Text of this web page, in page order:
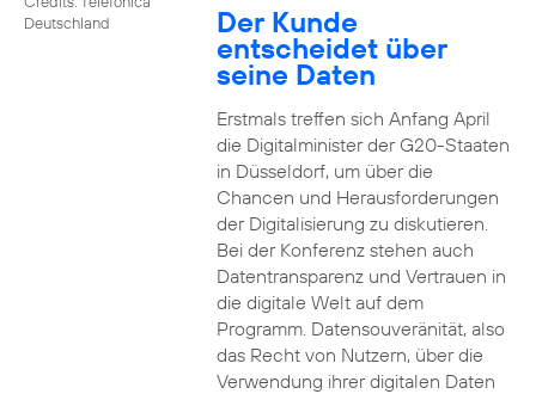
Deutschland
Der Kunde
entscheidet über
seine Daten
Erstmals treffen sich Anfang April
die Digitalminister der G20-Staaten
in Düsseldorf, um über die
Chancen und Herausforderungen
der Digitalisierung zu diskutieren.
Bei der Konferenz stehen auch
Datentransparenz und Vertrauen in
die digitale Welt auf dem
Programm. Datensouveränität, also
das Recht von Nutzern, über die
Verwendung ihrer digitalen Daten